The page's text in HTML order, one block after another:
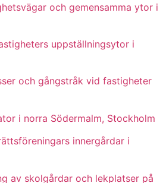
och gemensamma ytor i
uppställningsytor i
och gångstråk vid fastigheter
i norra Södermalm, Stockholm
innergårdar i
av skolgårdar och lekplatser på